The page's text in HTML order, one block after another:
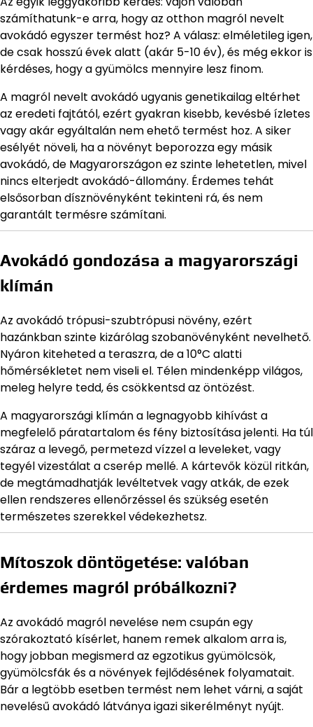
számíthatunk-e arra, hogy az otthon magról nevelt
avokádó egyszer termést hoz? A válasz: elméletileg igen,
de csak hosszú évek alatt (akár 5-10 év), és még ekkor is
kérdéses, hogy a gyümölcs mennyire lesz finom.
A magról nevelt avokádó ugyanis genetikailag eltérhet
az eredeti fajtától, ezért gyakran kisebb, kevésbé ízletes
vagy akár egyáltalán nem ehető termést hoz. A siker
esélyét növeli, ha a növényt beporozza egy másik
avokádó, de Magyarországon ez szinte lehetetlen, mivel
nincs elterjedt avokádó-állomány. Érdemes tehát
elsősorban dísznövényként tekinteni rá, és nem
garantált termésre számítani.
Avokádó gondozása a magyarországi
klímán
Az avokádó trópusi-szubtrópusi növény, ezért
hazánkban szinte kizárólag szobanövényként nevelhető.
Nyáron kiteheted a teraszra, de a 10°C alatti
hőmérsékletet nem viseli el. Télen mindenképp világos,
meleg helyre tedd, és csökkentsd az öntözést.
A magyarországi klímán a legnagyobb kihívást a
megfelelő páratartalom és fény biztosítása jelenti. Ha túl
száraz a levegő, permetezd vízzel a leveleket, vagy
tegyél vizestálat a cserép mellé. A kártevők közül ritkán,
de megtámadhatják levéltetvek vagy atkák, de ezek
ellen rendszeres ellenőrzéssel és szükség esetén
természetes szerekkel védekezhetsz.
Mítoszok döntögetése: valóban
érdemes magról próbálkozni?
Az avokádó magról nevelése nem csupán egy
szórakoztató kísérlet, hanem remek alkalom arra is,
hogy jobban megismerd az egzotikus gyümölcsök,
gyümölcsfák és a növények fejlődésének folyamatait.
Bár a legtöbb esetben termést nem lehet várni, a saját
nevelésű avokádó látványa igazi sikerélményt nyújt.